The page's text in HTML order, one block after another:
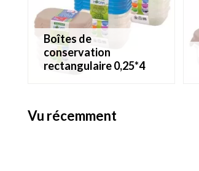
boîtes de
conservation
rectangulaire 0,25*4
vu récemment